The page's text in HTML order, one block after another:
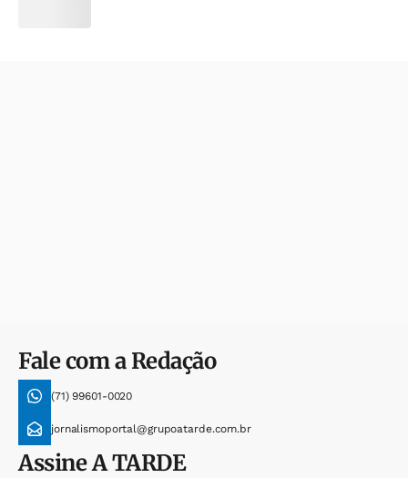
Fale com a Redação
(71) 99601-0020
jornalismoportal@grupoatarde.com.br
AssineA TARDE